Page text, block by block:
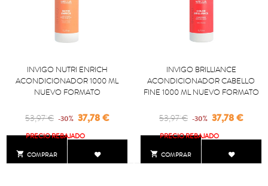
PRECIO REBAJADO
 COMPRAR
INVIGO NUTRI ENRICH
ACONDICIONADOR 1000 ML
NUEVO FORMATO
Regular
price
53,97 € -30% Precio
37,78 €
PRECIO REBAJADO
 COMPRAR
INVIGO BRILLIANCE
ACONDICIONADOR CABELLO
FINE 1000 ML NUEVO FORMATO
Regular
price
53,97 € -30% Precio
37,78 €